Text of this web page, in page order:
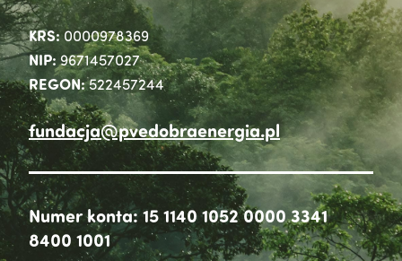
KRS: 0000978369
NIP: 9671457027
REGON:522457244
fundacja@pvedobraenergia.pl
Numer konta: 15 1140 1052 0000 3341
8400 1001